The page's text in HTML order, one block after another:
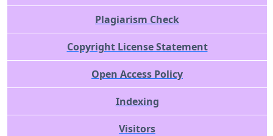
Plagiarism Check
Copyright License Statement
Open Access Policy
Indexing
Visitors